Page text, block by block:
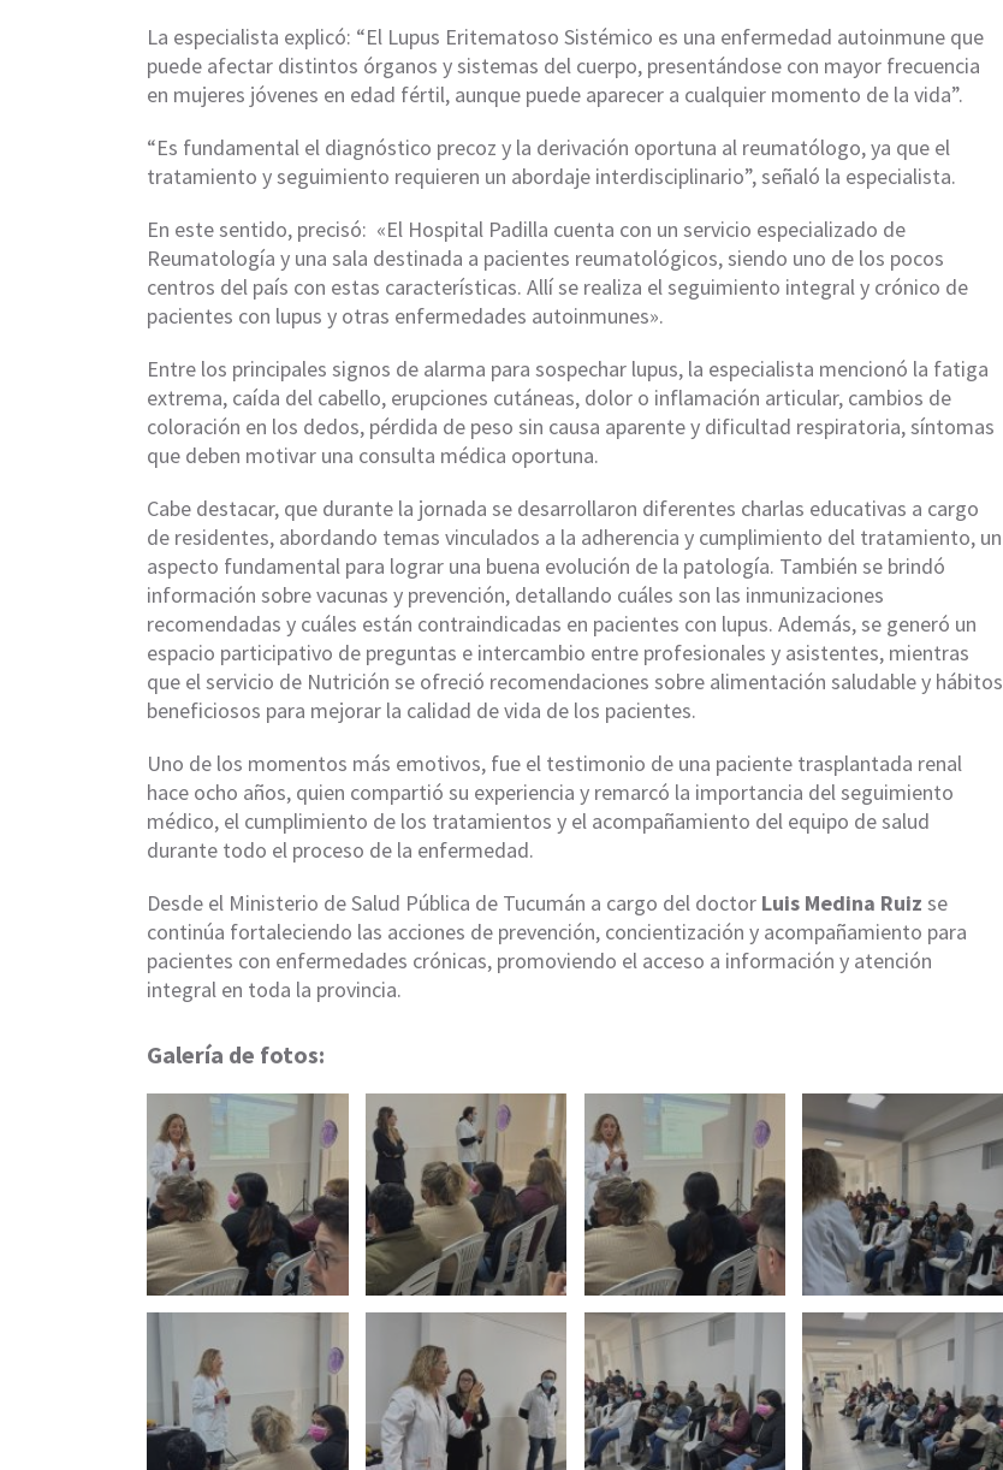
La especialista explicó: “El Lupus Eritematoso Sistémico es una enfermedad autoinmune que
puede afectar distintos órganos y sistemas del cuerpo, presentándose con mayor frecuencia
en mujeres jóvenes en edad fértil, aunque puede aparecer a cualquier momento de la vida”.
“Es fundamental el diagnóstico precoz y la derivación oportuna al reumatólogo, ya que el
tratamiento y seguimiento requieren un abordaje interdisciplinario”, señaló la especialista.
En este sentido, precisó: «El Hospital Padilla cuenta con un servicio especializado de
Reumatología y una sala destinada a pacientes reumatológicos, siendo uno de los pocos
centros del país con estas características. Allí se realiza el seguimiento integral y crónico de
pacientes con lupus y otras enfermedades autoinmunes».
Entre los principales signos de alarma para sospechar lupus, la especialista mencionó la fatiga
extrema, caída del cabello, erupciones cutáneas, dolor o inflamación articular, cambios de
coloración en los dedos, pérdida de peso sin causa aparente y dificultad respiratoria, síntomas
que deben motivar una consulta médica oportuna.
Cabe destacar, que durante la jornada se desarrollaron diferentes charlas educativas a cargo
de residentes, abordando temas vinculados a la adherencia y cumplimiento del tratamiento, un
aspecto fundamental para lograr una buena evolución de la patología. También se brindó
información sobre vacunas y prevención, detallando cuáles son las inmunizaciones
recomendadas y cuáles están contraindicadas en pacientes con lupus. Además, se generó un
espacio participativo de preguntas e intercambio entre profesionales y asistentes, mientras
que el servicio de Nutrición se ofreció recomendaciones sobre alimentación saludable y hábitos
beneficiosos para mejorar la calidad de vida de los pacientes.
Uno de los momentos más emotivos, fue el testimonio de una paciente trasplantada renal
hace ocho años, quien compartió su experiencia y remarcó la importancia del seguimiento
médico, el cumplimiento de los tratamientos y el acompañamiento del equipo de salud
durante todo el proceso de la enfermedad.
Desde el Ministerio de Salud Pública de Tucumán a cargo del doctor Luis Medina Ruiz se
continúa fortaleciendo las acciones de prevención, concientización y acompañamiento para
pacientes con enfermedades crónicas, promoviendo el acceso a información y atención
integral en toda la provincia.
Galería de fotos: